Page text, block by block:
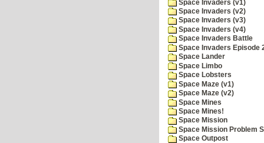
Space Invaders (v1)
Space Invaders (v2)
Space Invaders (v3)
Space Invaders (v4)
Space Invaders Battle
Space Invaders Episode
Space Lander
Space Limbo
Space Lobsters
Space Maze (v1)
Space Maze (v2)
Space Mines
Space Mines!
Space Mission
Space Mission Problem
Space Outpost